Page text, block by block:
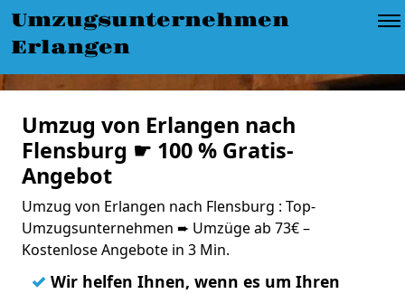
Umzugsunternehmen
Erlangen
Umzug von Erlangen nach
Flensburg ☛ 100 % Gratis-
Angebot
Umzug von Erlangen nach Flensburg : Top-
Umzugsunternehmen ➨ Umzüge ab 73€ –
Kostenlose Angebote in 3 Min.
✓ Wir helfen Ihnen, wenn es um Ihren